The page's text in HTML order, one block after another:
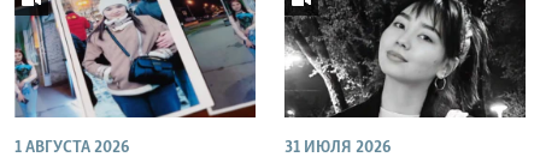
1 АВГУСТА 2026 31 ИЮЛЯ 2026